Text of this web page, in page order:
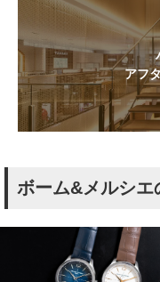
アフ
ボーム&メルシエ